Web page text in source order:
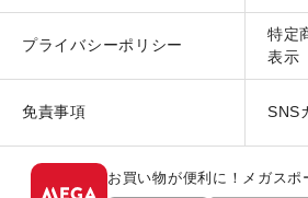
プライバシーポリシー
特定
表示
免責事項 SNS
お買い物が便利に！メガスポ